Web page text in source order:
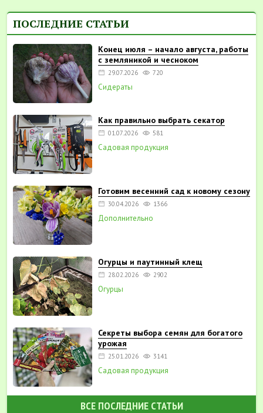
ПОСЛЕДНИЕ СТАТЬИ
Конец июля – начало августа, работы
с земляникой и чесноком
29.07.2026 720
Сидераты
Как правильно выбрать секатор
01.07.2026 581
Садовая продукция
Готовим весенний сад к новому сезону
30.04.2026 1366
Дополнительно
Огурцы и паутинный клещ
28.02.2026 2902
Огурцы
Секреты выбора семян для богатого
урожая
25.01.2026 3141
Садовая продукция
ВСЕ ПОСЛЕДНИЕ СТАТЬИ